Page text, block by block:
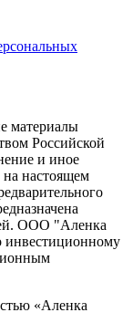
материалы
Российской
и иное
настоящем
ООО "Аленка
инвестиционному
«Аленка